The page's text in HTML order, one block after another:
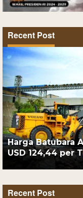
Recent Post
Harga Batubara
USD 124,44 per
Recent Post